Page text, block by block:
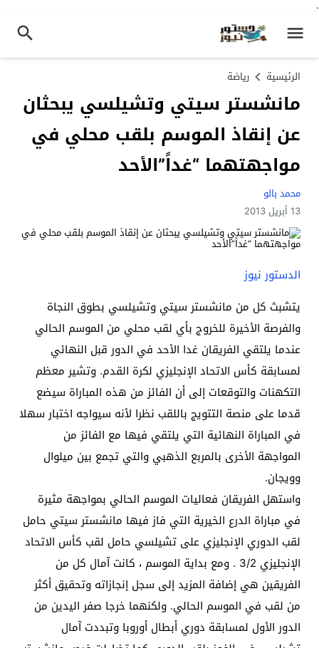
.
الرئيسية رياضة
مانشستر سيتي وتشيلسي يبحثان
عن إنقاذ الموسم بلقب محلي في
مواجهتهما “غداً”الأحد
محمد بالو
13 أبريل 2013
الدستور نيوز
يتشبث كل من مانشستر سيتي وتشيلسي بطوق النجاة
والفرصة الأخيرة للخروج بأي لقب محلي من الموسم الحالي
عندما يلتقي الفريقان غدا الأحد في الدور قبل النهائي
لمسابقة كأس الاتحاد الإنجليزي لكرة القدم. وتشير معظم
التكهنات والتوقعات إلى أن الفائز من هذه المباراة سيضع
قدما على منصة التتويج باللقب نظرا لأنه سيواجه اختبار سهلا
في المباراة النهائية التي يلتقي فيها مع الفائز من
المواجهة الأخرى بالمربع الذهبي والتي تجمع بين ميلوال
وويجان.
واستهل الفريقان فعاليات الموسم الحالي بمواجهة مثيرة
في مباراة الدرع الخيرية التي فاز فيها مانشستر سيتي حامل
لقب الدوري الإنجليزي على تشيلسي حامل لقب كأس الاتحاد
الإنجليزي 3/2 . ومع بداية الموسم ، كانت آمال كل من
الفريقين هي إضافة المزيد إلى سجل إنجازاته وتحقيق أكثر
من لقب في الموسم الحالي. ولكنهما خرجا صفر اليدين من
الدور الأول لمسابقة دوري أبطال أوروبا وتبددت آمال